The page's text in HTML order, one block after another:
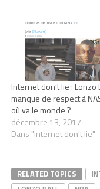
Internet don’t lie : Lonzo
manque de respect à
où va le monde ?
décembre 13, 2017
Dans "internet don't lie"
RELATED TOPICS